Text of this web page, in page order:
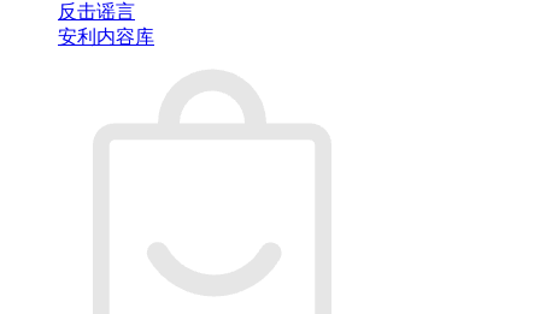
反击谣言
安利内容库